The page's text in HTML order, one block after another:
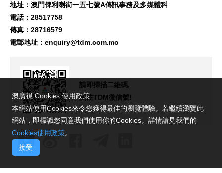
地址：澳門俾利喇街一五七號A傳訊事務及多媒體科
電話：28517758
傳真：28716579
電郵地址： enquiry@tdm.com.mo
請即掃描二維碼,
關注TDM微信號!
澳廣視 Cookies 使用政策
本網站使用Cookies來令您獲得最佳的瀏覽體驗。若繼續瀏覽此
網站，即標識您同意我們使用你的Cookies。詳情請見我們的
Cookies使用政策。
接受